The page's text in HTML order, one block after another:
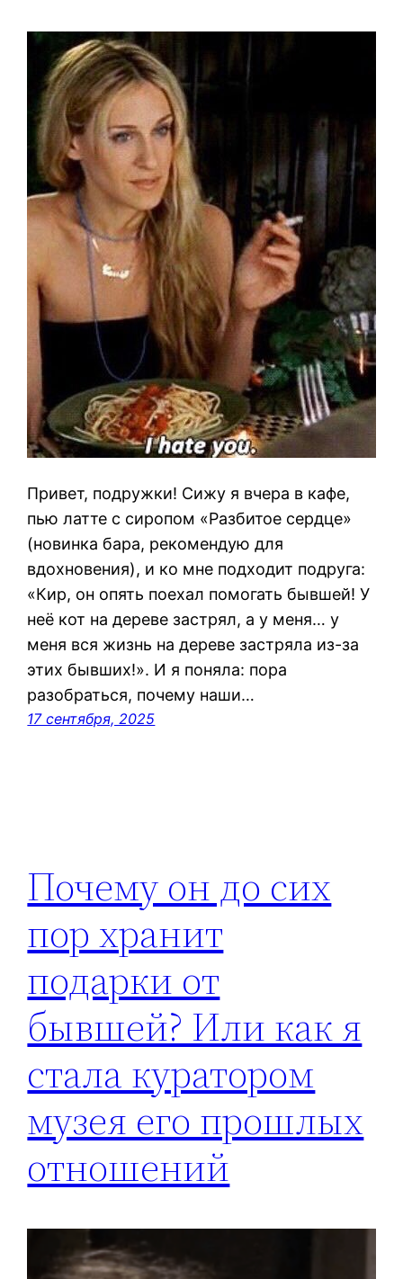
Привет, подружки! Сижу я вчера в кафе,
пью латте с сиропом «Разбитое сердце»
(новинка бара, рекомендую для
вдохновения), и ко мне подходит подруга:
«Кир, он опять поехал помогать бывшей! У
неё кот на дереве застрял, а у меня… у
меня вся жизнь на дереве застряла из-за
этих бывших!». И я поняла: пора
разобраться, почему наши…
17 сентября, 2025
Почему он до сих
пор хранит
подарки от
бывшей? Или как я
стала куратором
музея его прошлых
отношений